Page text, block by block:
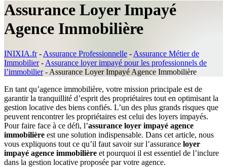
Assurance Loyer Impayé
Agence Immobilière
INIXIA.fr- Assurance Professionnelle - Assurance Métier de
Immobilier- Assurance loyer impayé pour les professionnels de
l’immobilier- Assurance Loyer Impayé Agence Immobilière
En tant qu’agence immobilière, votre mission principale est de
garantir la tranquillité d’esprit des propriétaires tout en optimisant la
gestion locative des biens confiés. L’un des plus grands risques que
peuvent rencontrer les propriétaires est celui des loyers impayés.
Pour faire face à ce défi, l’assurance loyer impayé agence
immobilière est une solution indispensable. Dans cet article, nous
vous expliquons tout ce qu’il faut savoir sur l’assurance loyer
impayé agence immobilière et pourquoi il est essentiel de l’inclure
dans la gestion locative proposée par votre agence.